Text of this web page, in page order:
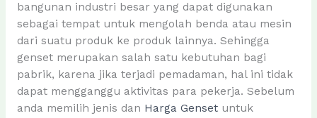
bangunan industri besar yang dapat digunakan
sebagai tempat untuk mengolah benda atau mesin
dari suatu produk ke produk lainnya. Sehingga
genset merupakan salah satu kebutuhan bagi
pabrik, karena jika terjadi pemadaman, hal ini tidak
dapat mengganggu aktivitas para pekerja. Sebelum
anda memilih jenis dan Harga Gensetuntuk